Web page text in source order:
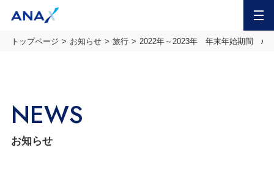
トップページ お知らせ 旅行 2022年～2023年 年末年始期間
NEWS
お知らせ